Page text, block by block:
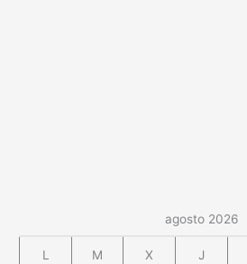
agosto 2026
L M X J